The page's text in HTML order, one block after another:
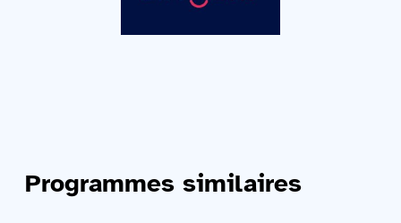
Programmes similaires